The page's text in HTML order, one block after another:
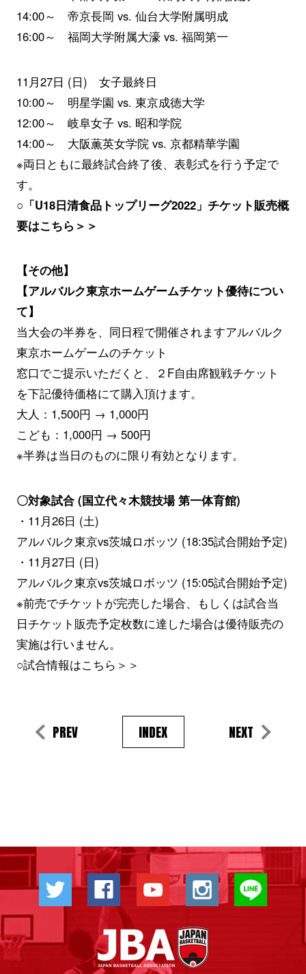
14:00～ 帝京長岡 vs. 仙台大学附属明成
16:00～ 福岡大学附属大濠 vs. 福岡第一
11月27日 (日) 女子最終日
10:00～ 明星学園 vs. 東京成徳大学
12:00～ 岐阜女子 vs. 昭和学院
14:00～ 大阪薫英女学院 vs. 京都精華学園
※両日ともに最終試合終了後、表彰式を行う予定で
す。
○「U18日清食品トップリーグ2022」チケット販売概
要はこちら＞＞
【その他】
【アルバルク東京ホームゲームチケット優待につい
て】
当大会の半券を、同日程で開催されますアルバルク
東京ホームゲームのチケット
窓口でご提示いただくと、２F自由席観戦チケット
を下記優待価格にて購入頂けます。
大人：1,500円 → 1,000円
こども：1,000円 → 500円
※半券は当日のものに限り有効となります。
〇対象試合 (国立代々木競技場 第一体育館)
・11月26日 (土)
アルバルク東京vs茨城ロボッツ (18:35試合開始予定)
・11月27日 (日)
アルバルク東京vs茨城ロボッツ (15:05試合開始予定)
※前売でチケットが完売した場合、もしくは試合当
日チケット販売予定枚数に達した場合は優待販売の
実施は行いません。
○試合情報はこちら＞＞
PREV INDEX NEXT